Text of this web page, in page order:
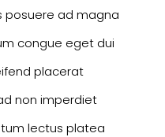
posuere ad magna
congue eget dui
placerat
non imperdiet
lectus platea